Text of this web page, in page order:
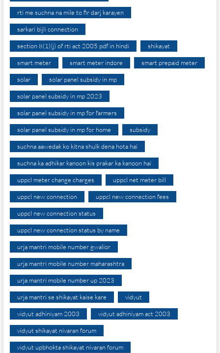
rti me suchna na mile to fir darj karayen
sarkari bijli connection
section 8(1)(j) of rti act 2005 pdf in hindi shikayat
smart meter smart meter indore smart prepaid meter
solar solar panel subsidy in mp
solar panel subsidy in mp 2023
solar panel subsidy in mp for farmers
solar panel subsidy in mp for home subsidy
suchna aawedak ko kitna shulk dena hota hai
suchna ka adhikar kanoon kis prakar ka kanoon hai
uppcl meter change charges uppcl net meter bill
uppcl new connection uppcl new connection fees
uppcl new connection status
uppcl new connection status by name
urja mantri mobile number gwalior
urja mantri mobile number maharashtra
urja mantri mobile number up 2023
urja mantri se shikayat kaise kare vidyut
vidyut adhiniyam 2003 vidyut adhiniyam act 2003
vidyut shikayat nivaran forum
vidyut upbhokta shikayat nivaran forum